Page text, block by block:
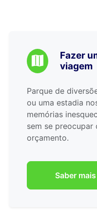
Fazer
viagem
Parque de
ou uma estadia
memórias
sem se preocupar
orçamento.
Saber